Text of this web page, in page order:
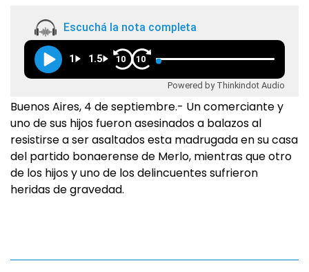
Escuchá la nota completa
1 1.5 10 10
Powered by Thinkindot Audio
Buenos Aires, 4 de septiembre.- Un comerciante y
uno de sus hijos fueron asesinados a balazos al
resistirse a ser asaltados esta madrugada en su casa
del partido bonaerense de Merlo, mientras que otro
de los hijos y uno de los delincuentes sufrieron
heridas de gravedad.